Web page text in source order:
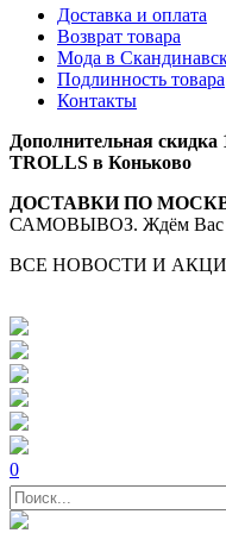
Доставка и оплата
Возврат товара
Мода в
Подлинность товара
Контакты
Дополнительная скидка
TROLLS в Коньково
ДОСТАВКИ ПО
САМОВЫВОЗ. Ждём Вас в
ВСЕ НОВОСТИ И
0